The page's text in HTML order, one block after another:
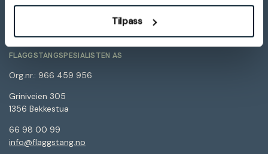
Tilpass
FLAGGSTANGSPESIALISTEN AS
Org.nr.: 966 459 956
Griniveien 305
1356 Bekkestua
66 98 00 99
info@flaggstang.no